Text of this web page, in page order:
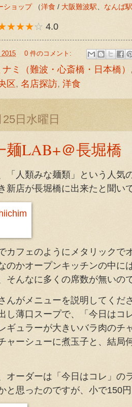
ショップ （洋食 / 大阪難波駅、 なんば
☆ 4.0
0 件のコメント:
ナミ（難波・心斎橋・日本橋）
区, 名店探訪, 洋食
日水曜日
麺LAB+＠長堀橋
「人類みな麺類」という人気
新店が長堀橋に出来たと聞い
カフェのようにメタリックで
のかオープンキッチンの中に
そんなに多くの席数が無いの
んがメニューを説明してくだ
し薄口スープで、「今日はコ
ギュラーが大きいバラ肉のチ
ャーシューに煮玉子と、結局
オーダーは「今日はコレ」の
と思ったのですが、小で150